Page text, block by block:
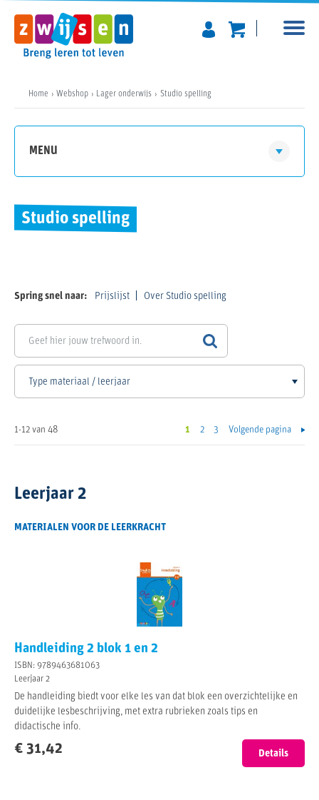
Home Webshop Lager onderwijs Studio spelling
MENU
Studio spelling
Spring snel naar: Prijslijst Over Studio spelling
1-12 van 48 1 2 3 Volgende pagina
Leerjaar 2
MATERIALEN VOOR DE LEERKRACHT
Handleiding 2 blok 1 en 2
ISBN: 9789463681063
Leerjaar 2
De handleiding biedt voor elke les van dat blok een overzichtelijke en
duidelijke lesbeschrijving, met extra rubrieken zoals tips en
didactische info.
€ 31,42 Details